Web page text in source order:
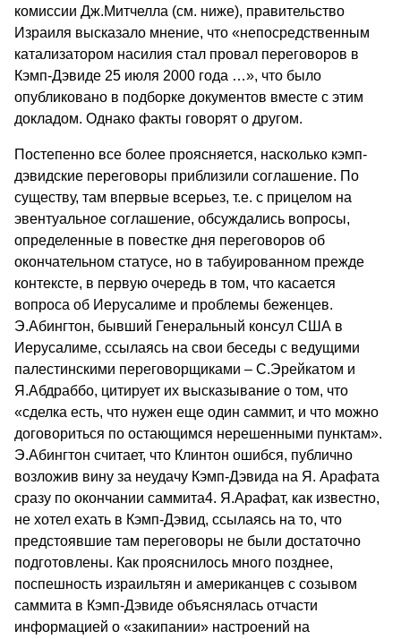
комиссии Дж.Митчелла (см. ниже), правительство
Израиля высказало мнение, что «непосредственным
катализатором насилия стал провал переговоров в
Кэмп-Дэвиде 25 июля 2000 года …», что было
опубликовано в подборке документов вместе с этим
докладом. Однако факты говорят о другом.
Постепенно все более проясняется, насколько кэмп-
дэвидские переговоры приблизили соглашение. По
существу, там впервые всерьез, т.е. с прицелом на
эвентуальное соглашение, обсуждались вопросы,
определенные в повестке дня переговоров об
окончательном статусе, но в табуированном прежде
контексте, в первую очередь в том, что касается
вопроса об Иерусалиме и проблемы беженцев.
Э.Абингтон, бывший Генеральный консул США в
Иерусалиме, ссылаясь на свои беседы с ведущими
палестинскими переговорщиками – С.Эрейкатом и
Я.Абдраббо, цитирует их высказывание о том, что
«сделка есть, что нужен еще один саммит, и что можно
договориться по остающимся нерешенными пунктам».
Э.Абингтон считает, что Клинтон ошибся, публично
возложив вину за неудачу Кэмп-Дэвида на Я. Арафата
сразу по окончании саммита4. Я.Арафат, как известно,
не хотел ехать в Кэмп-Дэвид, ссылаясь на то, что
предстоявшие там переговоры не были достаточно
подготовлены. Как прояснилось много позднее,
поспешность израильтян и американцев с созывом
саммита в Кэмп-Дэвиде объяснялась отчасти
информацией о «закипании» настроений на